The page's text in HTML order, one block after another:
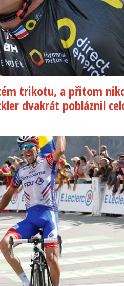
trikotu, a přitom
dvakrát pobláznil